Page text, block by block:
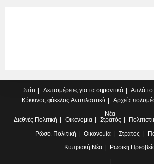
Σπίτι Λεπτομέρειες για τα σημαντικά
Απλά το
Κόκκινος φάκελος Αντιπλαστικό Αρχεία
Νέα
Διεθνές Πολιτική Οικονομία Στρατός
Ρώσοι Πολιτική Οικονομία Στρατός
Κυπριακή Νέα Ρωσική